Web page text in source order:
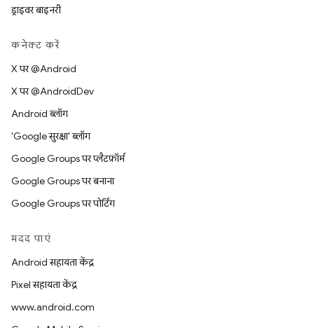
ड्राइवर बाइनरी
कनेक्ट करें
X पर @Android
X पर @AndroidDev
Android ब्लॉग
'Google सुरक्षा' ब्लॉग
Google Groups पर प्लैटफ़ॉर्म
Google Groups पर बनाना
Google Groups पर पोर्टिंग
मदद पाएं
Android सहायता केंद्र
Pixel सहायता केंद्र
www.android.com